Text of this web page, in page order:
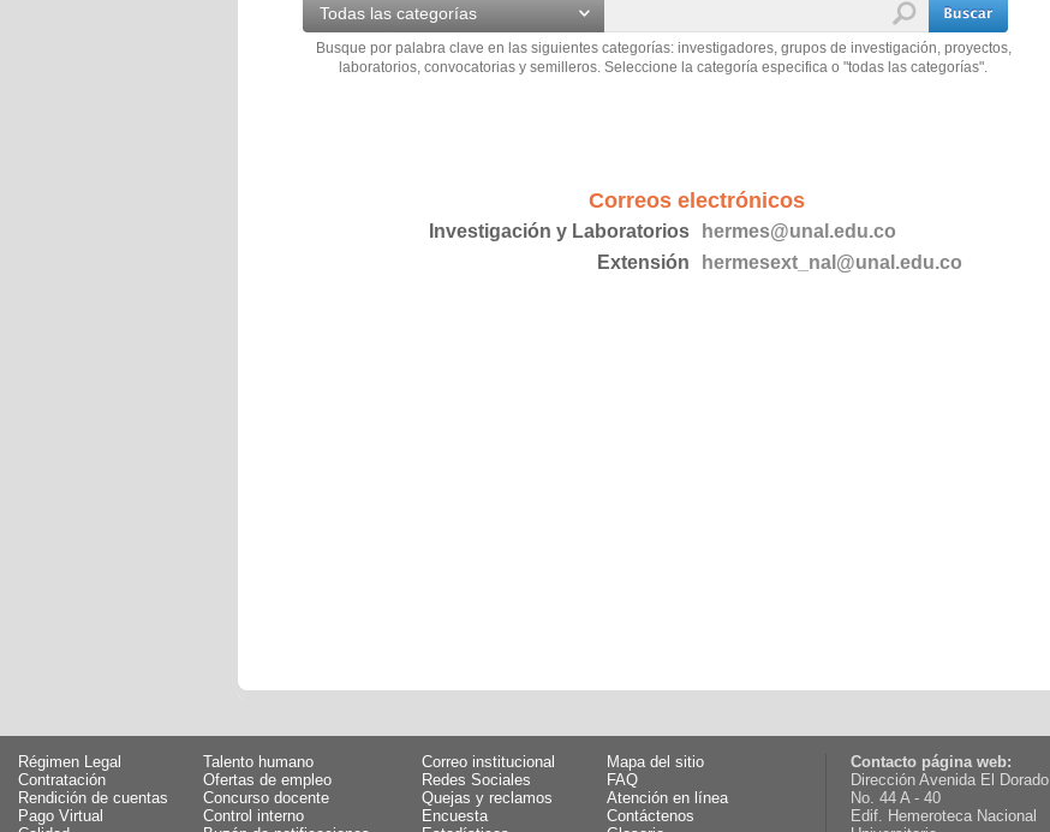
Todas las categorías
Busque por palabra clave en las siguientes categorías: investigadores, grupos de investigación, proyectos,
laboratorios, convocatorias y semilleros. Seleccione la categoría especifica o "todas las categorías".
Correos electrónicos
Investigación y Laboratorios
hermes@unal.edu.co
Extensión
hermesext_nal@unal.edu.co
Régimen Legal
Talento humano
Contratación
Ofertas de empleo
Rendición de cuentas
Concurso docente
Pago Virtual
Control interno
Correo institucional
Mapa del sitio
Redes Sociales
FAQ
Quejas y reclamos
Atención en línea
Encuesta
Contáctenos
Contacto página web:
Dirección Avenida El Dorado
No. 44 A - 40
Edif. Hemeroteca Nacional